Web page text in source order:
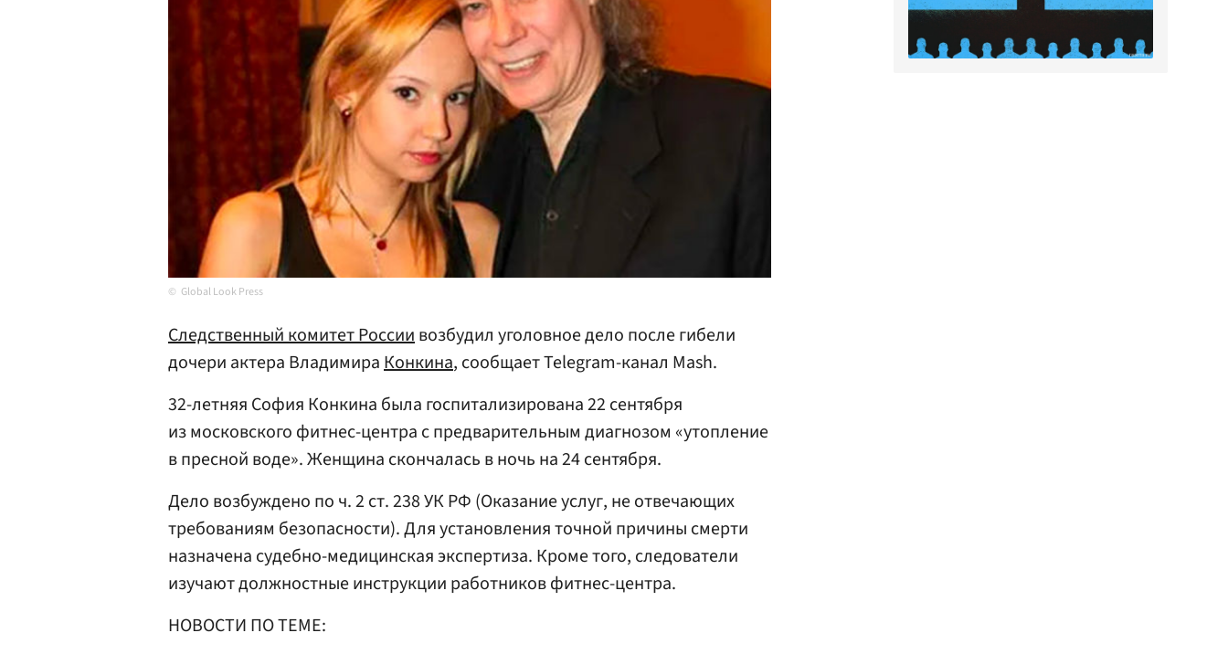
Global Look Press
Следственный комитет Россиивозбудил уголовное дело после гибели
дочери актера ВладимираКонкина, сообщает Telegram-канал Mash.
32-летняя София Конкина была госпитализирована 22 сентября
из московского фитнес-центра с предварительным диагнозом «утопление
в пресной воде». Женщина скончалась в ночь на 24 сентября.
Дело возбуждено по ч. 2 ст. 238 УК РФ (Оказание услуг, не отвечающих
требованиям безопасности). Для установления точной причины смерти
назначена судебно-медицинская экспертиза. Кроме того, следователи
изучают должностные инструкции работников фитнес-центра.
НОВОСТИ ПО ТЕМЕ: